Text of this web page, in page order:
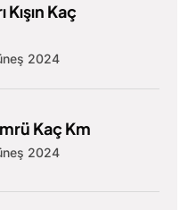
Kaç
2024
Kaç Km
2024